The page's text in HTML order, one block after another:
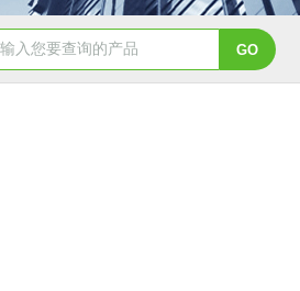
平台、落地计数秤 AE504-